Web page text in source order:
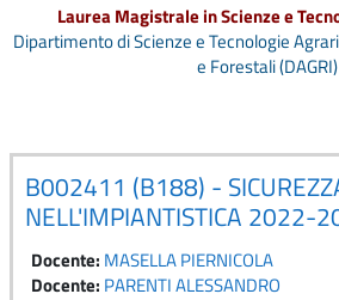
Laurea Magistrale in Scienze e
Dipartimento di Scienze e Tecnologie
e Forestali (DAGRI)
B002411 (B188) -
NELL'IMPIANTISTICA 2022-
Docente: MASELLA PIERNICOLA
Docente: PARENTI ALESSANDRO